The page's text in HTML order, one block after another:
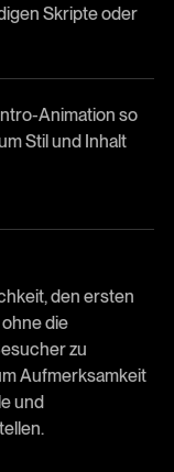
Skripte oder
Animation so
Stil und Inhalt
den ersten
die
zu
Aufmerksamkeit
und